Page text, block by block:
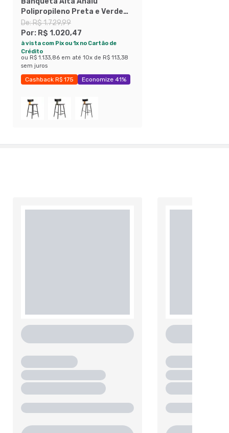
Polipropileno Preta e Verde
Sálvia
De:R$ 1.729,99
Por: R$ 1.020,47
à vista com Pix ou 1x no Cartão de
Crédito
ou R$ 1.133,86 em até 10x de R$ 113,38
sem juros
Cashback R$ 175 Economize 41%